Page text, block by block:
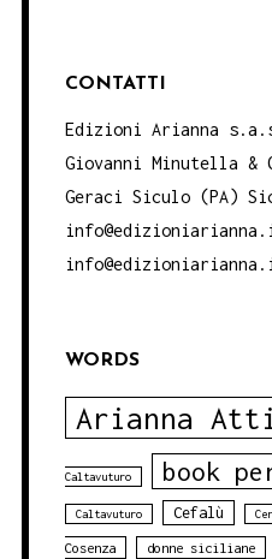
CONTATTI
Edizioni Arianna
Giovanni Minutella
Geraci Siculo (PA)
WORDS
Arianna
Caltavuturo book
Caltavuturo Cefalù
Cosenza donne siciliane